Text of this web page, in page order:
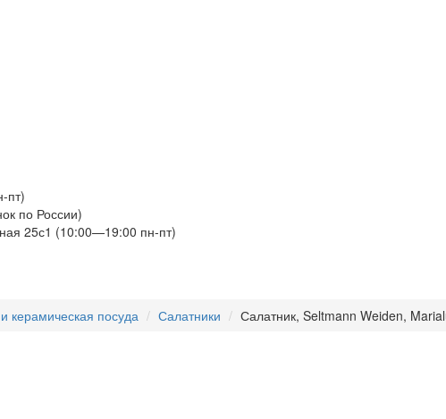
пт)
по России)
25с1 (10:00—19:00 пн-пт)
керамическая посуда Салатники Салатник, Seltmann Weiden,